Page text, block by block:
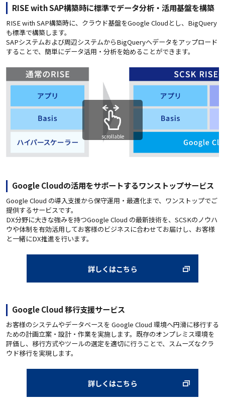
RISE with SAP構築時に標準でデータ分析・活用基盤を構築
RISE with SAP構築時に、クラウド基盤をGoogle Cloudとし、BigQuery
も標準で構築します。
SAPシステムおよび周辺システムからBigQueryへデータをアップロード
することで、簡単にデータ活用・分析を始めることができます。
scrollable
Google Cloudの活用をサポートするワンストップサービス
Google Cloud の導入支援から保守運用・最適化まで、ワンストップでご
提供するサービスです。
DX分野に大きな強みを持つGoogle Cloud の最新技術を、SCSKのノウハ
ウや体制を有効活用してお客様のビジネスに合わせてお届けし、お客様
と一緒にDX推進を行います。
詳しくはこちら
Google Cloud 移行支援サービス
お客様のシステムやデータベースを Google Cloud 環境へ円滑に移行する
ための計画立案・設計・作業を実施します。既存のオンプレミス環境を
評価し、移行方式やツールの選定を適切に行うことで、スムーズなクラ
ウド移行を実現します。
詳しくはこちら